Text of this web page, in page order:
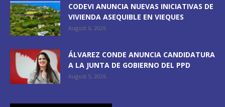
CODEVI ANUNCIA NUEVAS INICIATIVAS DE
VIVIENDA ASEQUIBLE EN VIEQUES
August 6, 2026
ÁLVAREZ CONDE ANUNCIA CANDIDATURA
A LA JUNTA DE GOBIERNO DEL PPD
August 5, 2026